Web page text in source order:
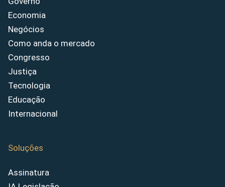
Economia
Negócios
Como anda o mercado
Congresso
Justiça
Tecnologia
Educação
Internacional
Soluções
Assinatura